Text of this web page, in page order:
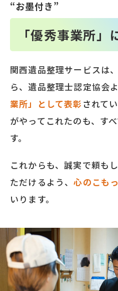
“お墨付き”
「優秀事業所」
関西遺品整理サービスは
ら、遺品整理士認定協会
業所」として表彰 されて
がやってこれたのも、す
す。
これからも、誠実で頼も
ただけるよう、心のこも
いります。